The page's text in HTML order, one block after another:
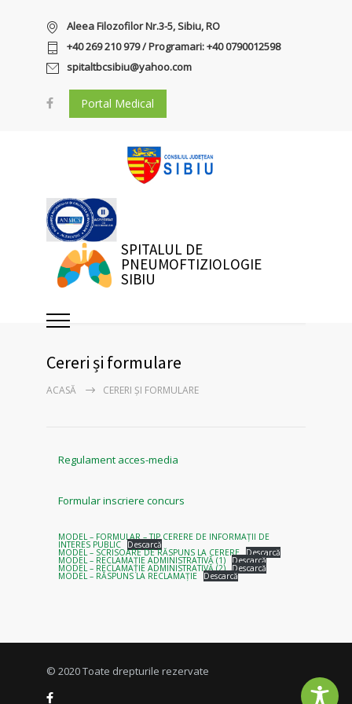
Aleea Filozofilor Nr.3-5, Sibiu, RO
+40 269 210 979 / Programari: +40 0790012598
spitaltbcsibiu@yahoo.com
Portal Medical
SPITALUL DE
PNEUMOFTIZIOLOGIE
SIBIU
Cereri și formulare
ACASĂ CERERI ȘI FORMULARE
Regulament acces-media
Formular inscriere concurs
MODEL – FORMULAR – TIP CERERE DE INFORMAȚII DE
INTERES PUBLIC Descarcă
MODEL – SCRISOARE DE RĂSPUNS LA CERERE Descarcă
MODEL – RECLAMAȚIE ADMINISTRATIVĂ (1) Descarcă
MODEL – RECLAMAȚIE ADMINISTRATIVĂ (2) Descarcă
MODEL – RĂSPUNS LA RECLAMAȚIE Descarcă
© 2020 Toate drepturile rezervate